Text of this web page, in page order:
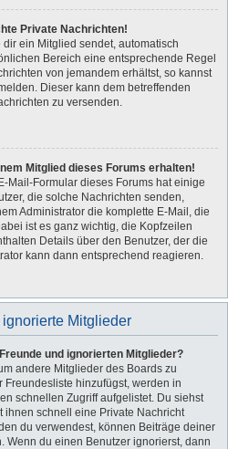
Private Nachrichten!
ein Mitglied sendet, automatisch
Bereich eine entsprechende Regel
von jemandem erhältst, so kannst
Dieser kann dem betreffenden
zu versenden.
Mitglied dieses Forums erhalten!
Mail-Formular dieses Forums hat einige
die solche Nachrichten senden,
Administrator die komplette E-Mail, die
ist es ganz wichtig, die Kopfzeilen
Details über den Benutzer, der die
kann dann entsprechend reagieren.
Mitglieder
und ignorierten Mitglieder?
andere Mitglieder des Boards zu
hinzufügst, werden in
schnellen Zugriff aufgelistet. Du siehst
ihnen schnell eine Private Nachricht
du verwendest, können Beiträge deiner
Wenn du einen Benutzer ignorierst, dann